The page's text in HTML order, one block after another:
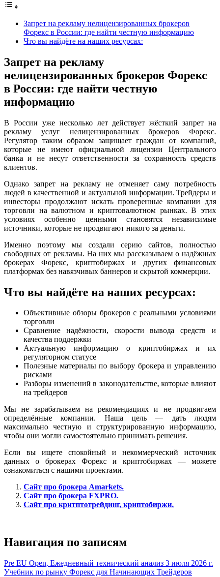
Запрет на рекламу нелицензированных брокеров
Форекс в России: где найти честную информацию
Что вы найдёте на наших ресурсах:
Запрет на рекламу
нелицензированных брокеров Форекс
в России: где найти честную
информацию
В России уже несколько лет действует жёсткий запрет на
рекламу услуг нелицензированных брокеров Форекс.
Регулятор таким образом защищает граждан от компаний,
которые не имеют официальной лицензии Центрального
банка и не несут ответственности за сохранность средств
клиентов.
Однако запрет на рекламу не отменяет саму потребность
людей в качественной и актуальной информации. Трейдеры и
инвесторы продолжают искать проверенные компании для
торговли на валютном и криптовалютном рынках. В этих
условиях особенно ценными становятся независимые
источники, которые не продвигают никого за деньги.
Именно поэтому мы создали серию сайтов, полностью
свободных от рекламы. На них мы рассказываем о надёжных
брокерах Форекс, криптобиржах и других финансовых
платформах без навязчивых баннеров и скрытой коммерции.
Что вы найдёте на наших ресурсах:
Объективные обзоры брокеров с реальными условиями
торговли
Сравнение надёжности, скорости вывода средств и
качества поддержки
Актуальную информацию о криптобиржах и их
регуляторном статусе
Полезные материалы по выбору брокера и управлению
рисками
Разборы изменений в законодательстве, которые влияют
на трейдеров
Мы не зарабатываем на рекомендациях и не продвигаем
определённые компании. Наша цель — дать людям
максимально честную и структурированную информацию,
чтобы они могли самостоятельно принимать решения.
Если вы ищете спокойный и некоммерческий источник
данных о брокерах Форекс и криптобиржах — можете
ознакомиться с нашими проектами.
Сайт про брокера Amarkets.
Сайт про брокера FXPRO.
Сайт про критптотрейдинг, криптобиржи.
Навигация по записям
Pre EU Open, Ежедневный технический анализ 3 июля 2026 г.
Учебник по рынку Форекс для Начинающих Трейдеров